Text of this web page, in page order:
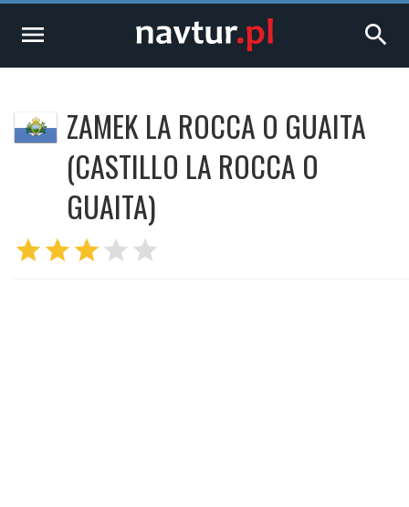
menu search
ZAMEK LA ROCCA O GUAITA
(CASTILLO LA ROCCA O
GUAITA)
starstarstar star star